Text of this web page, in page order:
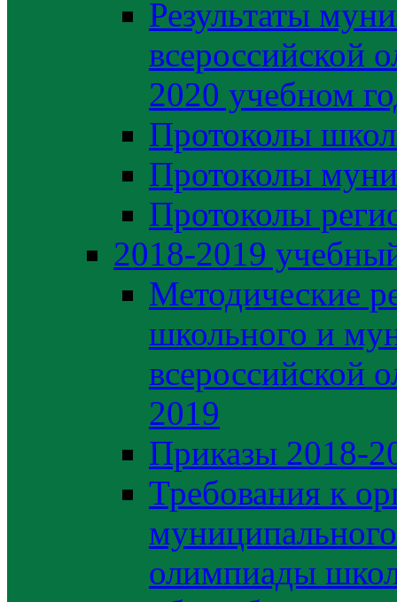
Результаты
всероссийской
2020 учебном
Протоколы
Протоколы
Протоколы
2018-2019
Методические
школьного и
всероссийской
2019
Приказы 2018-
Требования к
олимпиады